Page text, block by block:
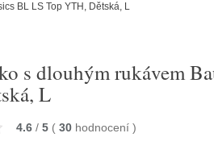
BL LS Top YTH, Dětská, L
s dlouhým rukávem
L
4.6 / 5 ( 30 hodnocení)